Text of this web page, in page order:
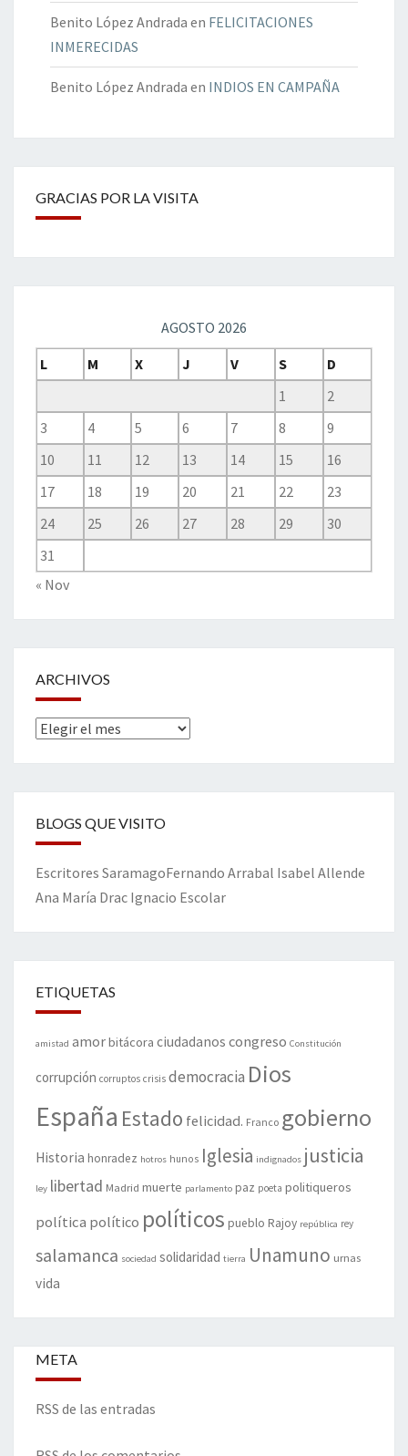
Benito López Andrada en FELICITACIONES
INMERECIDAS
Benito López Andrada en INDIOS EN CAMPAÑA
GRACIAS POR LA VISITA
AGOSTO 2026
L
M X J V S
D
1
2
3
4 5 6 7 8
9
10
11 12 13 14 15
16
17
18 19 20 21 22
23
24
25 26 27 28 29
30
31
« Nov
ARCHIVOS
Archivos
BLOGS QUE VISITO
Escritores SaramagoFernando Arrabal Isabel Allende
Ana María Drac Ignacio Escolar
ETIQUETAS
amistad amorbitácora ciudadanos congreso Constitución
corrupción corruptos crisis democracia Dios
España Estado felicidad. Franco gobierno
Historia honradez hotros hunos Iglesia indignados justicia
ley libertad Madrid muerte parlamento paz poeta politiqueros
política político políticos pueblo Rajoy república rey
salamanca sociedad solidaridad tierra Unamuno urnas
vida
META
RSS de las entradas